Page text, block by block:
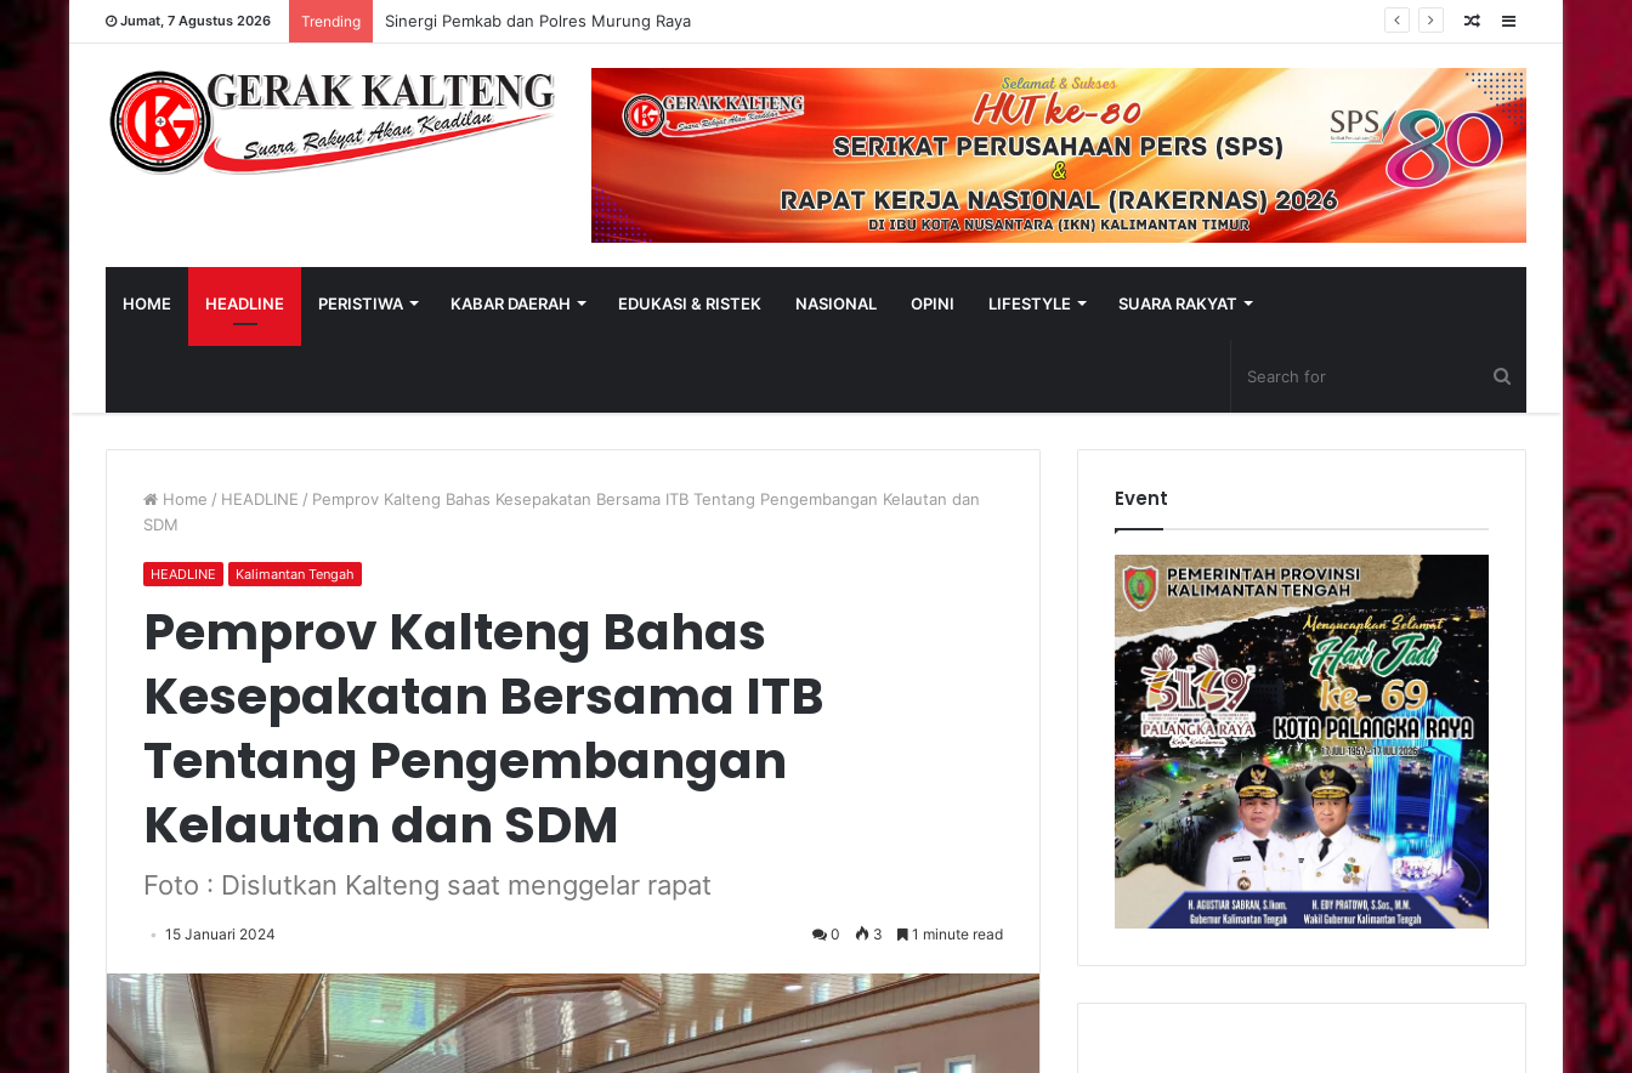
Jumat, 7 Agustus 2026 Trending Sinergi Pemkab dan Polres Murung Raya Sidebar
Random
HOME HEADLINE PERISTIWA KABAR DAERAH EDUKASI & RISTEK NASIONAL OPINI LIFESTYLE SUARA RAKYAT
Home / HEADLINE / Pemprov Kalteng Bahas Kesepakatan Bersama ITB Tentang Pengembangan Kelautan dan
SDM
HEADLINE Kalimantan Tengah
Pemprov Kalteng Bahas
Kesepakatan Bersama ITB
Tentang Pengembangan
Kelautan dan SDM
Foto : Dislutkan Kalteng saat menggelar rapat
15 Januari 2024 0 3 1 minute read
Event